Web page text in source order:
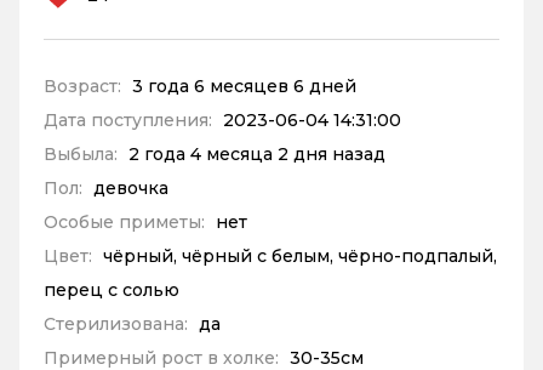
Возраст: 3 года 6 месяцев 6 дней
Дата поступления:
2023-06-04 14:31:00
Выбыла:
2 года 4 месяца 2 дня назад
Пол: девочка
Особые приметы:
нет
Цвет: чёрный, чёрный с белым, чёрно-подпалый,
перец с солью
Стерилизована: да
Примерный рост в холке: 30-35см